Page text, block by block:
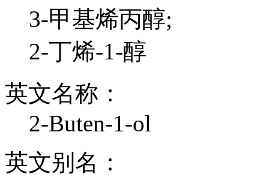
3-甲基烯丙醇;
2-丁烯-1-醇
英文名称：
2-Buten-1-ol
英文别名：